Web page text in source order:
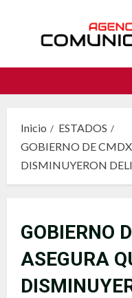
contenido
Inicio
ESTADOS
GOBIERNO DE
DISMINUYERON
GOBIERNO
ASEGURA